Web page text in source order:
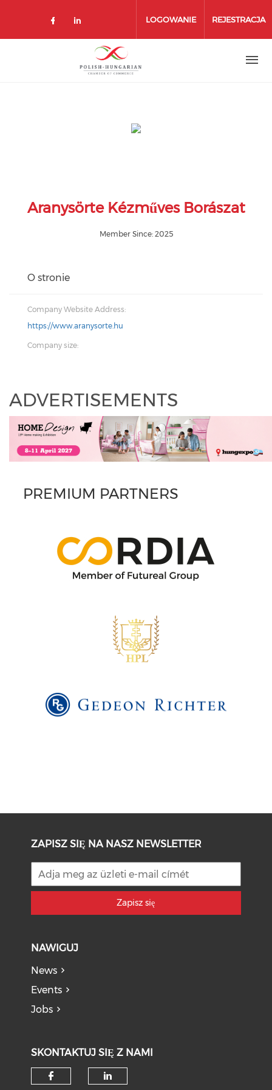
LOGOWANIE REJESTRACJA
Aranysörte Kézműves Borászat
Member Since: 2025
O stronie
Company Website Address:
https://www.aranysorte.hu
Company size:
ADVERTISEMENTS
PREMIUM PARTNERS
ZAPISZ SIĘ NA NASZ NEWSLETTER
Zapisz się
NAWIGUJ
News
Events
Jobs
SKONTAKTUJ SIĘ Z NAMI